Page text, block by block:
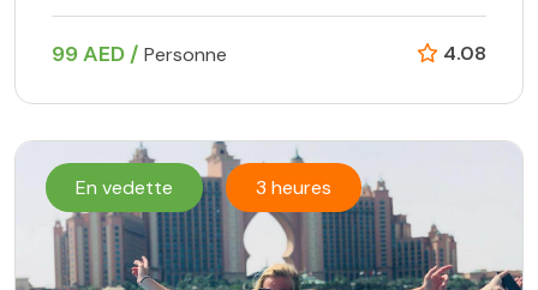
99 AED / Personne 4.08
En vedette 3 heures